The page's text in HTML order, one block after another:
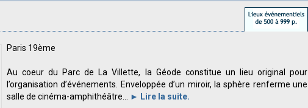
Paris 19ème
Au coeur du Parc de La Villette, la Géode constitue un lieu original pour
l’organisation d’événements. Enveloppée d’un miroir, la sphère renferme une
salle de cinéma-amphithéâtre...
► Lire la suite.